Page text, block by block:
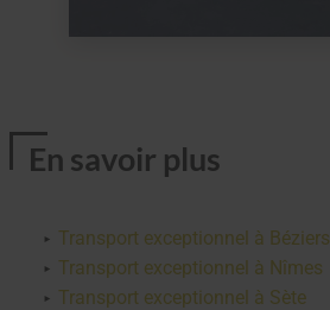
En savoir plus
Transport exceptionnel à Béziers
Transport exceptionnel à Nîmes
Transport exceptionnel à Sète